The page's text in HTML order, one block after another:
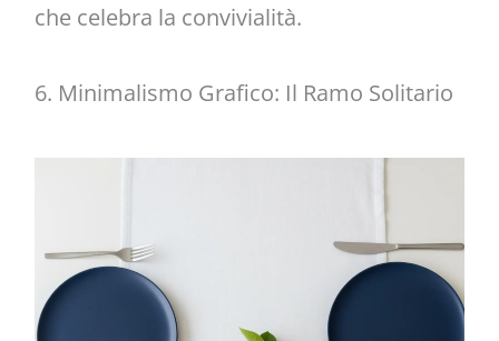
che celebra la convivialità.
6. Minimalismo Grafico: Il Ramo Solitario